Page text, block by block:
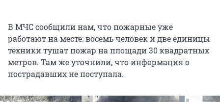
В МЧС сообщили нам, что пожарные уже
работают на месте: восемь человек и две единицы
техники тушат пожар на площади 30 квадратных
метров. Там же уточнили, что информация о
пострадавших не поступала.